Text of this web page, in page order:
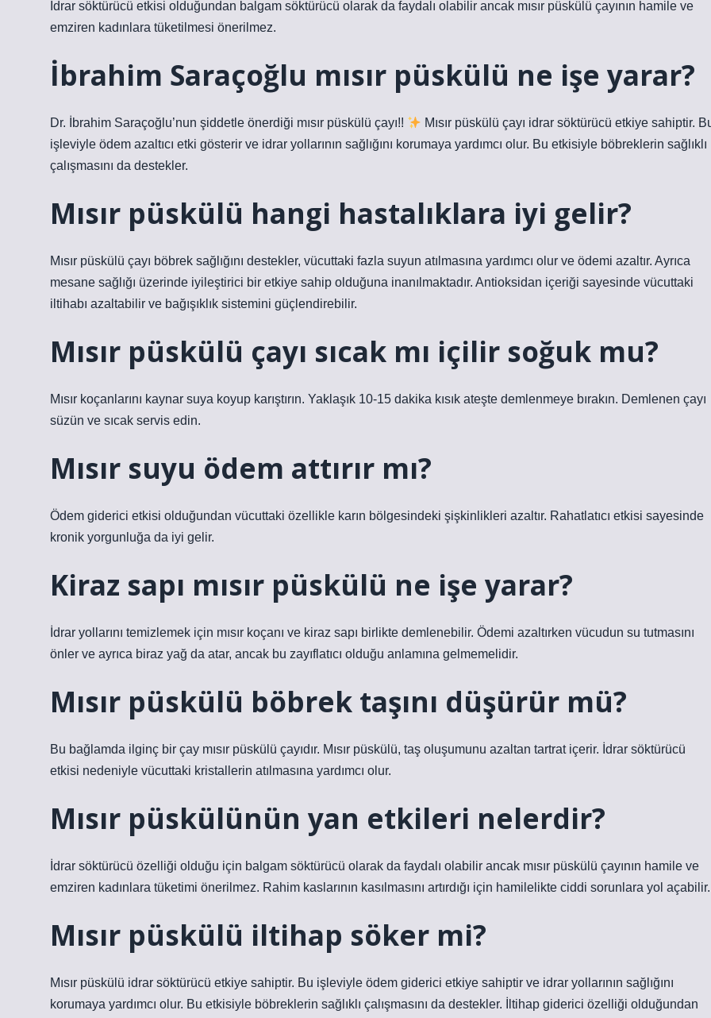
İdrar söktürücü etkisi olduğundan balgam söktürücü olarak da faydalı olabilir ancak mısır püskülü çayının hamile ve
emziren kadınlara tüketilmesi önerilmez.
İbrahim Saraçoğlu mısır püskülü ne işe yarar?
Dr. İbrahim Saraçoğlu’nun şiddetle önerdiği mısır püskülü çayı!!
Mısır püskülü çayı idrar söktürücü etkiye sahiptir.
işleviyle ödem azaltıcı etki gösterir ve idrar yollarının sağlığını korumaya yardımcı olur. Bu etkisiyle böbreklerin sağlıklı
çalışmasını da destekler.
Mısır püskülü hangi hastalıklara iyi gelir?
Mısır püskülü çayı böbrek sağlığını destekler, vücuttaki fazla suyun atılmasına yardımcı olur ve ödemi azaltır. Ayrıca
mesane sağlığı üzerinde iyileştirici bir etkiye sahip olduğuna inanılmaktadır. Antioksidan içeriği sayesinde vücuttaki
iltihabı azaltabilir ve bağışıklık sistemini güçlendirebilir.
Mısır püskülü çayı sıcak mı içilir soğuk mu?
Mısır koçanlarını kaynar suya koyup karıştırın. Yaklaşık 10-15 dakika kısık ateşte demlenmeye bırakın. Demlenen çayı
süzün ve sıcak servis edin.
Mısır suyu ödem attırır mı?
Ödem giderici etkisi olduğundan vücuttaki özellikle karın bölgesindeki şişkinlikleri azaltır. Rahatlatıcı etkisi sayesinde
kronik yorgunluğa da iyi gelir.
Kiraz sapı mısır püskülü ne işe yarar?
İdrar yollarını temizlemek için mısır koçanı ve kiraz sapı birlikte demlenebilir. Ödemi azaltırken vücudun su tutmasını
önler ve ayrıca biraz yağ da atar, ancak bu zayıflatıcı olduğu anlamına gelmemelidir.
Mısır püskülü böbrek taşını düşürür mü?
Bu bağlamda ilginç bir çay mısır püskülü çayıdır. Mısır püskülü, taş oluşumunu azaltan tartrat içerir. İdrar söktürücü
etkisi nedeniyle vücuttaki kristallerin atılmasına yardımcı olur.
Mısır püskülünün yan etkileri nelerdir?
İdrar söktürücü özelliği olduğu için balgam söktürücü olarak da faydalı olabilir ancak mısır püskülü çayının hamile ve
emziren kadınlara tüketimi önerilmez. Rahim kaslarının kasılmasını artırdığı için hamilelikte ciddi sorunlara yol açabilir.
Mısır püskülü iltihap söker mi?
Mısır püskülü idrar söktürücü etkiye sahiptir. Bu işleviyle ödem giderici etkiye sahiptir ve idrar yollarının sağlığını
korumaya yardımcı olur. Bu etkisiyle böbreklerin sağlıklı çalışmasını da destekler. İltihap giderici özelliği olduğundan